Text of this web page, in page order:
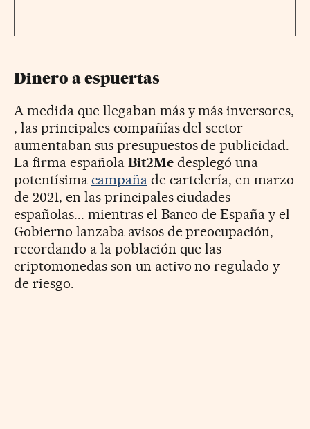
Dinero a espuertas
A medida que llegaban más y más inversores,
, las principales compañías del sector
aumentaban sus presupuestos de publicidad.
La firma española Bit2Medesplegó una
potentísima campañade cartelería, en marzo
de 2021, en las principales ciudades
españolas... mientras el Banco de España y el
Gobierno lanzaba avisos de preocupación,
recordando a la población que las
criptomonedas son un activo no regulado y
de riesgo.